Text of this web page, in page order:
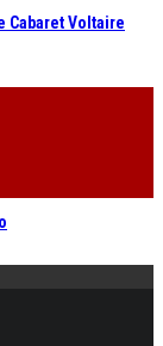
Cabaret Voltaire